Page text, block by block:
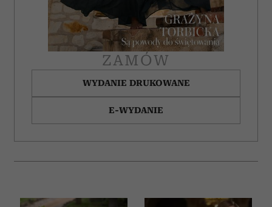
ZAMÓW
WYDANIE DRUKOWANE
E-WYDANIE